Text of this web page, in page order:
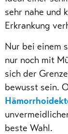
sehr nahe und
Erkrankung
Nur bei einem
nur noch mit
sich der
bewusst sein.
beste Wahl.